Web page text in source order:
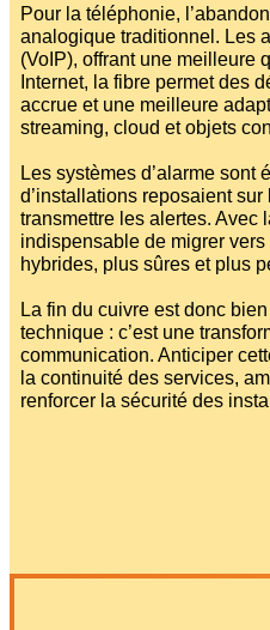
Pour la téléphonie,
analogique traditionnel. Les
(VoIP), offrant une meilleure
Internet, la fibre permet des
accrue et une meilleure
streaming, cloud et objets
Les systèmes d’alarme sont
d’installations reposaient
transmettre les alertes. Avec
indispensable de migrer
hybrides, plus sûres et plus
La fin du cuivre est donc
technique : c’est une
communication. Anticiper
la continuité des services,
renforcer la sécurité des